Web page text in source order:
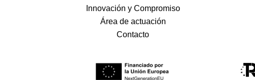
Innovación y Compromiso
Área de actuación
Contacto